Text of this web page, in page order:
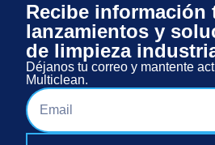
Recibe información
lanzamientos y
de limpieza
Déjanos tu correo y mantente
Multiclean.